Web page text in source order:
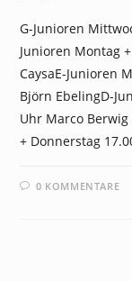
G-Junioren
Junioren Montag
CaysaE-Junioren
Björn EbelingD-
Uhr Marco
+ Donnerstag
0 KOMMENTARE